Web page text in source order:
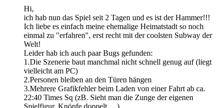
Hi,
ich hab nun das Spiel seit 2 Tagen und es ist der Hammer!!!
Ich liebe es einfach meine ehemalige Heimatstadt so noch
einmal zu "erfahren", erst recht mit der coolsten Subway der
Welt!
Leider hab ich auch paar Bugs gefunden:
1.Die Szenerie baut manchmal nicht schnell genug auf (liegt
vielleicht am PC)
2.Personen bleiben an den Türen hängen
3.Mehrere Grafikfehler beim Laden von einer Fahrt ab ca.
22:40 Times Sq (zB. Sieht man die Zunge der eigenen
Spielfigur, Knöpfe doppelt, ...)